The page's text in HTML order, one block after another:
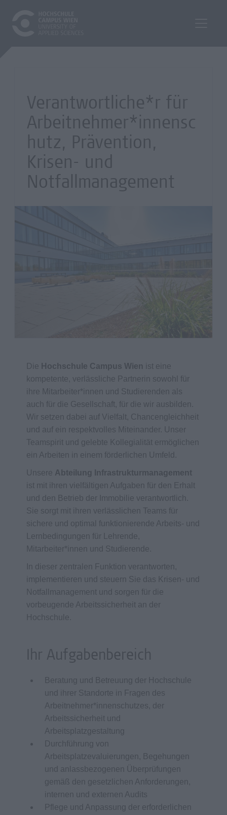
Verantwortliche*r für
Arbeitnehmer*innensc
hutz, Prävention,
Krisen- und
Notfallmanagement
Die Hochschule Campus Wien
ist eine
kompetente, verlässliche Partnerin sowohl für
ihre Mitarbeiter*innen und Studierenden als
auch für die Gesellschaft, für die wir ausbilden.
Wir setzen dabei auf Vielfalt, Chancengleichheit
und auf ein respektvolles Miteinander. Unser
Teamspirit und gelebte Kollegialität ermöglichen
ein Arbeiten in einem förderlichen Umfeld.
Unsere Abteilung Infrastrukturmanagement
ist mit ihren vielfältigen Aufgaben für den Erhalt
und den Betrieb der Immobilie verantwortlich.
Sie sorgt mit ihren verlässlichen Teams für
sichere und optimal funktionierende Arbeits- und
Lernbedingungen für Lehrende,
Mitarbeiter*innen und Studierende.
In dieser zentralen Funktion verantworten,
implementieren und steuern Sie das Krisen- und
Notfallmanagement und sorgen für die
vorbeugende Arbeitssicherheit an der
Hochschule.
Ihr Aufgabenbereich
Beratung und Betreuung der Hochschule
und ihrer Standorte in Fragen des
Arbeitnehmer*innenschutzes, der
Arbeitssicherheit und
Arbeitsplatzgestaltung
Durchführung von
Arbeitsplatzevaluierungen, Begehungen
und anlassbezogenen Überprüfungen
gemäß den gesetzlichen Anforderungen,
internen und externen Audits
Pflege und Anpassung der erforderlichen